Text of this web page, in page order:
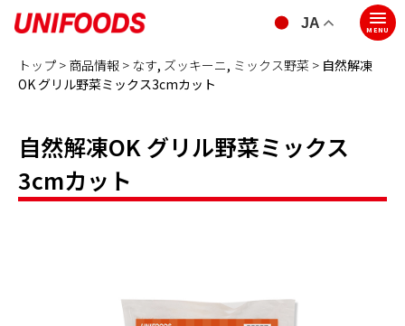
MENU
トップ > 商品情報 > なす, ズッキーニ, ミックス野菜 > 自然解凍
OK グリル野菜ミックス3cmカット
自然解凍OK グリル野菜ミックス
3cmカット
JA